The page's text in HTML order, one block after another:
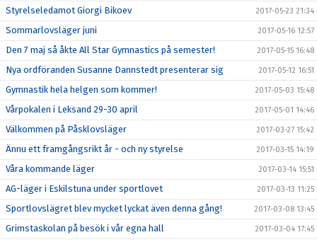
Styrelseledamot Giorgi Bikoev 2017-05-23 21:34
Sommarlovsläger juni 2017-05-16 12:57
Den 7 maj så åkte All Star Gymnastics på semester! 2017-05-15 16:48
Nya ordföranden Susanne Dannstedt presenterar sig 2017-05-12 16:51
Gymnastik hela helgen som kommer! 2017-05-03 15:48
Vårpokalen i Leksand 29-30 april 2017-05-01 14:46
Välkommen på Påsklovsläger 2017-03-27 15:42
Ännu ett framgångsrikt år - och ny styrelse 2017-03-15 14:19
Våra kommande läger 2017-03-14 15:51
AG-läger i Eskilstuna under sportlovet 2017-03-13 11:25
Sportlovslägret blev mycket lyckat även denna gång! 2017-03-08 13:45
Grimstaskolan på besök i vår egna hall 2017-03-04 17:45